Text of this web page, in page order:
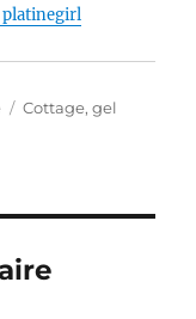
platinegirl
Étiquettes
Cottage,gel